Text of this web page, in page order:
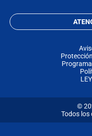
©
Todos los